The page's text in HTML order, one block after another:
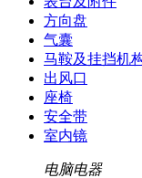
方向盘
气囊
马鞍及挂挡机
出风口
座椅
安全带
室内镜
电脑电器